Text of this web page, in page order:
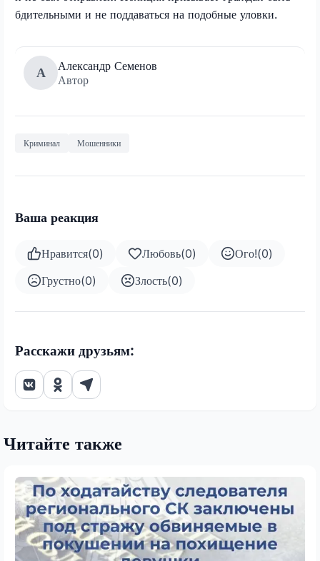
бдительными и не поддаваться на подобные уловки.
А
Александр Семенов
Автор
Криминал Мошенники
Ваша реакция
Нравится(0) Любовь(0) Ого!(0)
Грустно(0) Злость(0)
Расскажи друзьям:
Читайте также